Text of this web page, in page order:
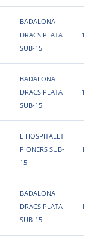
BADALONA
DRACS PLATA
SUB-15
17:00
BADALONA
DRACS PLATA
SUB-15
12:20
L HOSPITALET
PIONERS SUB-
15
12:30
BADALONA
DRACS PLATA
SUB-15
11:30